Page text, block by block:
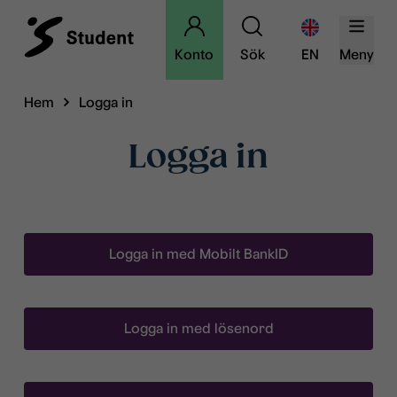
Konto Sök EN Meny
Hem Logga in
Logga in
Logga in med Mobilt BankID
Logga in med lösenord